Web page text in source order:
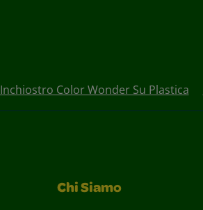
Inchiostro Color Wonder Su Plastica
Chi Siamo